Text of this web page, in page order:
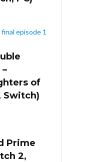
of
Switch)
Prime
2,